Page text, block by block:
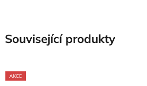
Související produkty
AKCE